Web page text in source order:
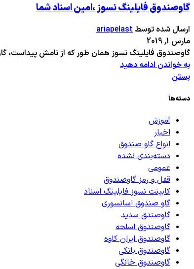
گاوصندوق فایلینگ نسوز ،امین اسناد شما
ارسال شده توسط ariapelast
مارس 1, 2019
گاوصندوق فایلینگ نسوز همان طور که از نامش
به خواندن ادامه دهید
بستن
دسته‌ها
آموزش
اخبار
انواع گاو صندوق
دسته‌بندی نشده
عمومی
قفل و رمز گاوصندوق
کابینت نسوز فایلینگ اسناد
گاو صندوق اسانسوری
گاوصندق سدید
گاوصندوق اسلحه
گاوصندوق ایران کاوه
گاوصندوق بانکی
گاوصندوق خانگی